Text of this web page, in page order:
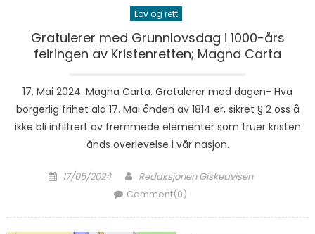
Lov og rett
Gratulerer med Grunnlovsdag i 1000-års
feiringen av Kristenretten; Magna Carta
17. Mai 2024. Magna Carta. Gratulerer med dagen- Hva
borgerlig frihet ala 17. Mai ånden av 1814 er, sikret § 2 oss å
ikke bli infiltrert av fremmede elementer som truer kristen
ånds overlevelse i vår nasjon.
Posted on
17/05/2024 Author
Redaksjonen Giskeavisen
Comment(0)